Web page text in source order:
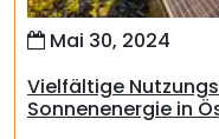
Mai 30, 2024
Vielfältige
Sonnenenergie in